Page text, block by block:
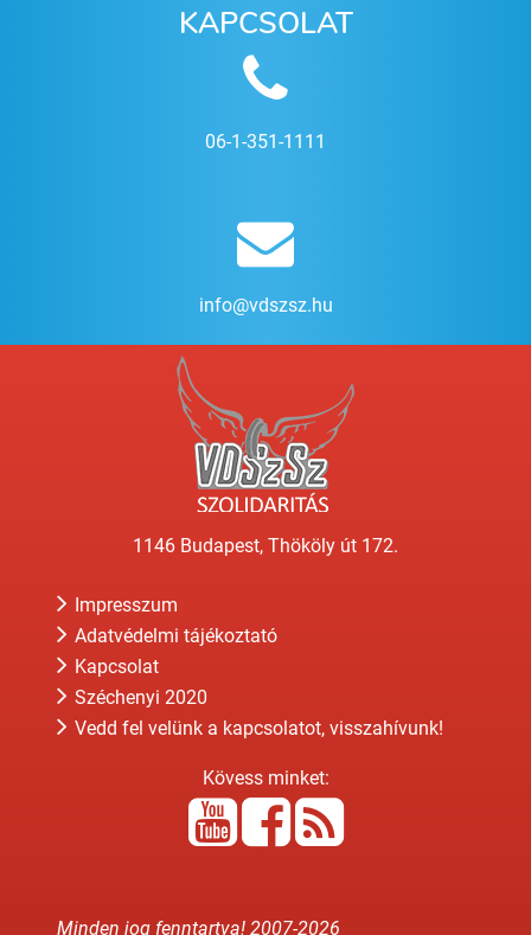
KAPCSOLAT
06-1-351-1111
info@vdszsz.hu
1146 Budapest, Thököly út 172.
Impresszum
Adatvédelmi tájékoztató
Kapcsolat
Széchenyi 2020
Vedd fel velünk a kapcsolatot, visszahívunk!
Kövess minket:
Minden jog fenntartva! 2007-2026